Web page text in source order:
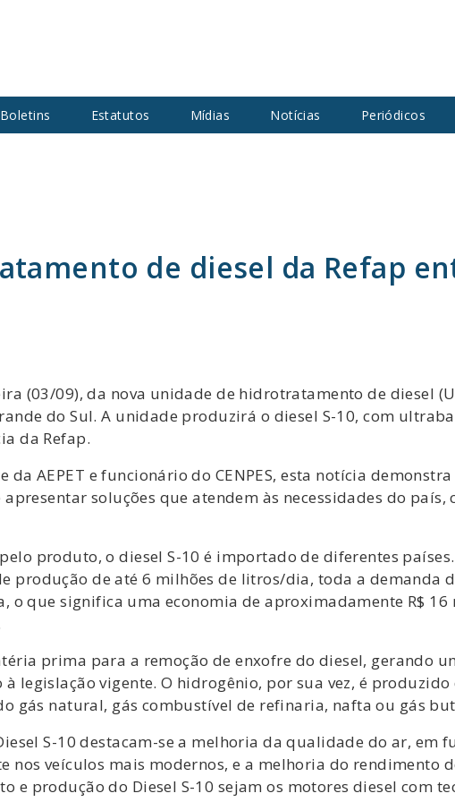
Boletins Estatutos Mídias Notícias Periódicos
de diesel da Refap
(03/09), da nova unidade de hidrotratamento de diesel
do Sul. A unidade produzirá o diesel S-10, com
da Refap.
da AEPET e funcionário do CENPES, esta notícia
soluções que atendem às necessidades do país,
produto, o diesel S-10 é importado de diferentes
produção de até 6 milhões de litros/dia, toda a demanda
o que significa uma economia de aproximadamente R$ 16
prima para a remoção de enxofre do diesel, gerando
legislação vigente. O hidrogênio, por sua vez, é
gás natural, gás combustível de refinaria, nafta ou gás
S-10 destacam-se a melhoria da qualidade do ar, em
nos veículos mais modernos, e a melhoria do rendimento
e produção do Diesel S-10 sejam os motores diesel com